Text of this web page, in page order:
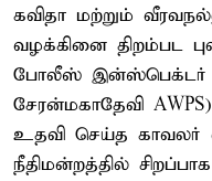
கவிதா மற்றும்
வழக்கினை திறம்பட
போலீஸ் இன்ஸ்பெக்டர்
சேரன்மகாதேவி
உதவி செய்த காவலர்
நீதிமன்றத்தில்